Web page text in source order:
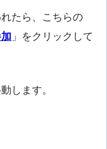
たら、こちらの
」をクリックして
します。